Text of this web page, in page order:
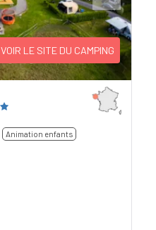
Next
VOIR LE SITE DU CAMPING
Animation enfants